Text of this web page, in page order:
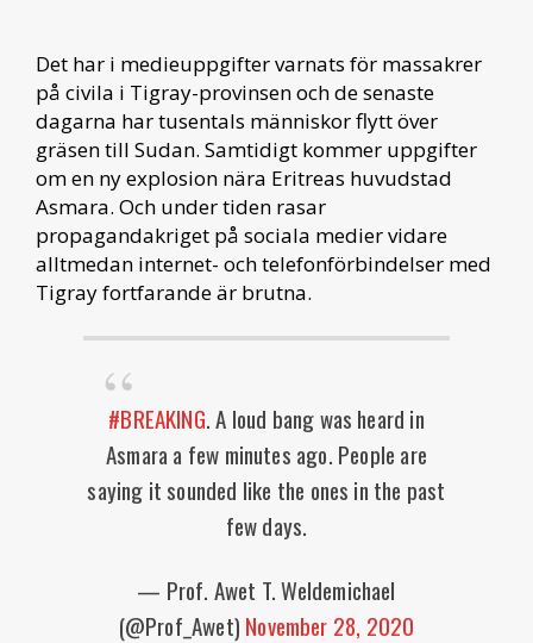
Det har i medieuppgifter varnats för massakrer
på civila i Tigray-provinsen och de senaste
dagarna har tusentals människor flytt över
gräsen till Sudan. Samtidigt kommer uppgifter
om en ny explosion nära Eritreas huvudstad
Asmara. Och under tiden rasar
propagandakriget på sociala medier vidare
alltmedan internet- och telefonförbindelser med
Tigray fortfarande är brutna.
#BREAKING. A loud bang was heard in
Asmara a few minutes ago. People are
saying it sounded like the ones in the past
few days.
— Prof. Awet T. Weldemichael
(@Prof_Awet) November 28, 2020